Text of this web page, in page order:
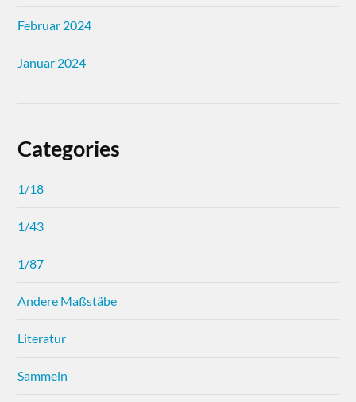
Februar 2024
Januar 2024
Categories
1/18
1/43
1/87
Andere Maßstäbe
Literatur
Sammeln